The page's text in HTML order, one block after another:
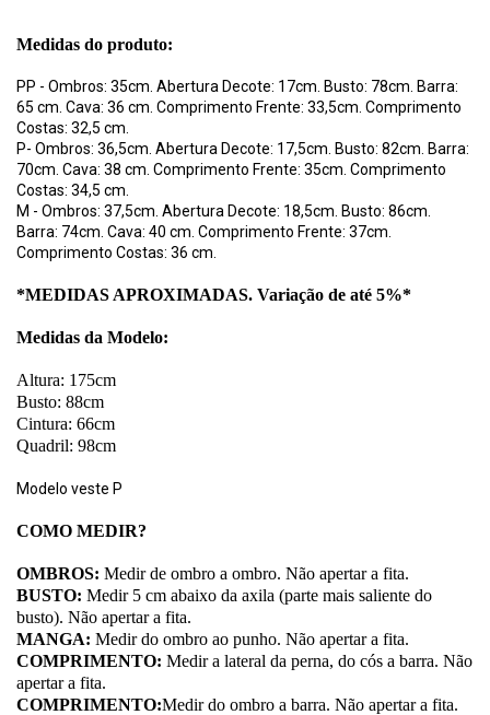
Medidas do produto:
PP - Ombros: 35cm. Abertura Decote: 17cm. Busto: 78cm. Barra:
65 cm. Cava: 36 cm. Comprimento Frente: 33,5cm. Comprimento
Costas: 32,5 cm.
P- Ombros: 36,5cm. Abertura Decote: 17,5cm. Busto: 82cm. Barra:
70cm. Cava: 38 cm. Comprimento Frente: 35cm. Comprimento
Costas: 34,5 cm.
M - Ombros: 37,5cm. Abertura Decote: 18,5cm. Busto: 86cm.
Barra: 74cm. Cava: 40 cm. Comprimento Frente: 37cm.
Comprimento Costas: 36 cm.
*MEDIDAS APROXIMADAS. Variação de até 5%*
Medidas da Modelo:
Altura: 175cm
Busto: 88cm
Cintura: 66cm
Quadril: 98cm
Modelo veste P
COMO MEDIR?
OMBROS: Medir de ombro a ombro. Não apertar a fita.
BUSTO: Medir 5 cm abaixo da axila (parte mais saliente do
busto). Não apertar a fita.
MANGA: Medir do ombro ao punho. Não apertar a fita.
COMPRIMENTO: Medir a lateral da perna, do cós a barra. Não
apertar a fita.
COMPRIMENTO:Medir do ombro a barra. Não apertar a fita.